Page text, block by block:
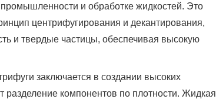
и обработке жидкостей. Это
центрифугирования и декантирования,
и твердые частицы, обеспечивая высокую
заключается в создании высоких
компонентов по плотности. Жидкая